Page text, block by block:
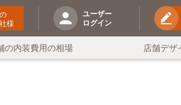
様
ユーザー
ログイン
の内装費用の相場 店舗デザ